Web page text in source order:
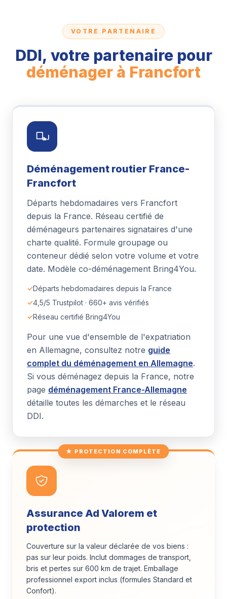
VOTRE PARTENAIRE
DDI, votre partenaire pour
déménager à Francfort
Déménagement routier France-
Francfort
Départs hebdomadaires vers Francfort
depuis la France. Réseau certifié de
déménageurs partenaires signataires d'une
charte qualité. Formule groupage ou
conteneur dédié selon votre volume et votre
date. Modèle co-déménagement Bring4You.
✓Départs hebdomadaires depuis la France
✓4,5/5 Trustpilot · 660+ avis vérifiés
✓Réseau certifié Bring4You
Pour une vue d'ensemble de l'expatriation
en Allemagne, consultez notre guide
complet du déménagement en Allemagne.
Si vous déménagez depuis la France, notre
page déménagement France-Allemagne
détaille toutes les démarches et le réseau
DDI.
★ PROTECTION COMPLÈTE
Assurance Ad Valorem et
protection
Couverture sur la valeur déclarée de vos biens :
pas sur leur poids. Inclut dommages de transport,
bris et pertes sur 600 km de trajet. Emballage
professionnel export inclus (formules Standard et
Confort).